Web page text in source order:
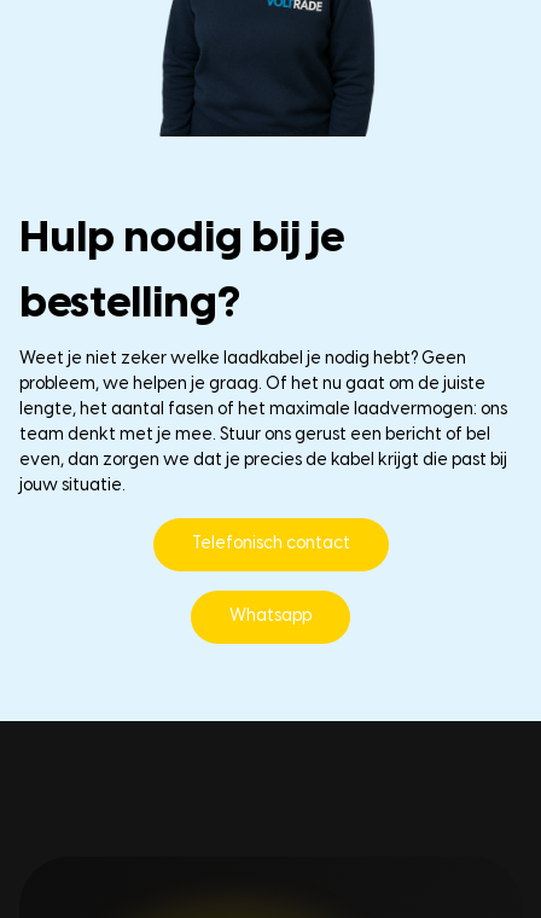
Hulp nodig bij je
bestelling?
Weet je niet zeker welke laadkabel je nodig hebt? Geen
probleem, we helpen je graag. Of het nu gaat om de juiste
lengte, het aantal fasen of het maximale laadvermogen: ons
team denkt met je mee. Stuur ons gerust een bericht of bel
even, dan zorgen we dat je precies de kabel krijgt die past bij
jouw situatie.
Telefonisch contact
Whatsapp